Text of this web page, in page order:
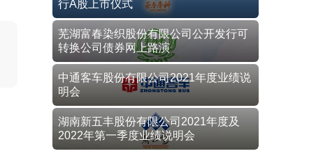
行A股上市仪式
芜湖富春染织股份有限公司公开发行可
转换公司债券网上路演
中通客车股份有限公司2021年度业绩说
明会
湖南新五丰股份有限公司2021年度及
2022年第一季度业绩说明会